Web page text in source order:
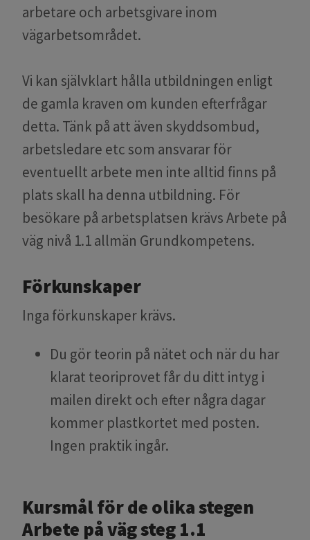
arbetare och arbetsgivare inom
vägarbetsområdet.
Vi kan självklart hålla utbildningen enligt
de gamla kraven om kunden efterfrågar
detta. Tänk på att även skyddsombud,
arbetsledare etc som ansvarar för
eventuellt arbete men inte alltid finns på
plats skall ha denna utbildning. För
besökare på arbetsplatsen krävs Arbete på
väg nivå 1.1 allmän Grundkompetens.
Förkunskaper
Inga förkunskaper krävs.
Du gör teorin på nätet och när du har
klarat teoriprovet får du ditt intyg i
mailen direkt och efter några dagar
kommer plastkortet med posten.
Ingen praktik ingår.​​​​​​​
Kursmål för de olika stegen
Arbete på väg steg 1.1